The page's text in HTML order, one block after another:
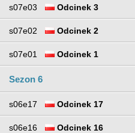
s07e03 Odcinek 3
s07e02 Odcinek 2
s07e01 Odcinek 1
Sezon 6
s06e17 Odcinek 17
s06e16 Odcinek 16